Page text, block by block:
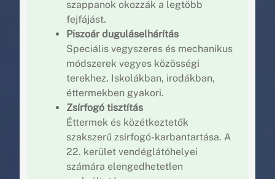
szappanok okozzák a legtöbb
fejfájást.
Piszoár duguláselhárítás
Speciális vegyszeres és mechanikus
módszerek vegyes közösségi
terekhez. Iskolákban, irodákban,
éttermekben gyakori.
Zsírfogó tisztítás
Éttermek és közétkeztetők
szakszerű zsírfogó-karbantartása. A
22. kerület vendéglátóhelyei
számára elengedhetetlen